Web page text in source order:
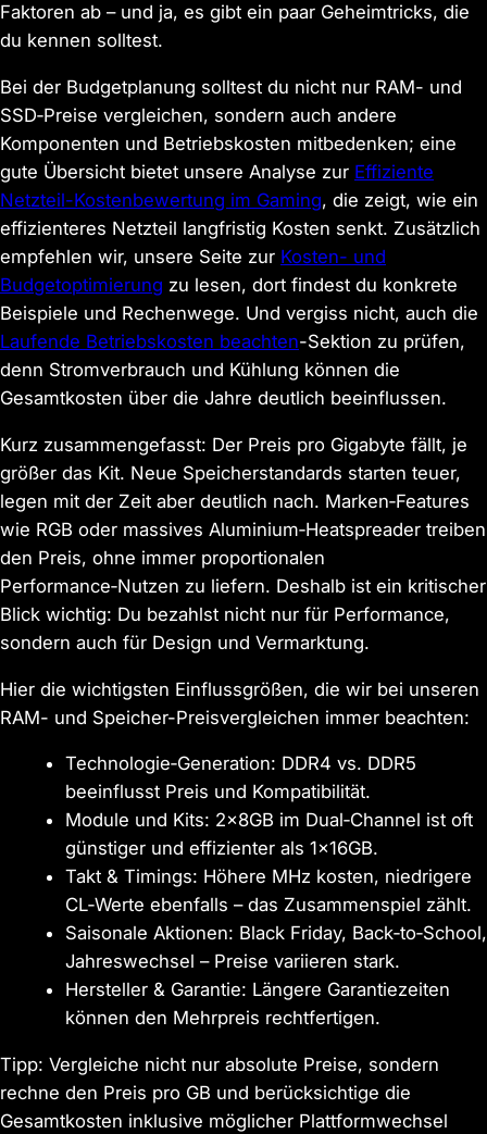
Faktoren ab – und ja, es gibt ein paar Geheimtricks, die
du kennen solltest.
Bei der Budgetplanung solltest du nicht nur RAM- und
SSD‑Preise vergleichen, sondern auch andere
Komponenten und Betriebskosten mitbedenken; eine
gute Übersicht bietet unsere Analyse zur Effiziente
Netzteil-Kostenbewertung im Gaming, die zeigt, wie ein
effizienteres Netzteil langfristig Kosten senkt. Zusätzlich
empfehlen wir, unsere Seite zur Kosten- und
Budgetoptimierung zu lesen, dort findest du konkrete
Beispiele und Rechenwege. Und vergiss nicht, auch die
Laufende Betriebskosten beachten-Sektion zu prüfen,
denn Stromverbrauch und Kühlung können die
Gesamtkosten über die Jahre deutlich beeinflussen.
Kurz zusammengefasst: Der Preis pro Gigabyte fällt, je
größer das Kit. Neue Speicherstandards starten teuer,
legen mit der Zeit aber deutlich nach. Marken‑Features
wie RGB oder massives Aluminium‑Heatspreader treiben
den Preis, ohne immer proportionalen
Performance‑Nutzen zu liefern. Deshalb ist ein kritischer
Blick wichtig: Du bezahlst nicht nur für Performance,
sondern auch für Design und Vermarktung.
Hier die wichtigsten Einflussgrößen, die wir bei unseren
RAM- und Speicher-Preisvergleichen immer beachten:
Technologie‑Generation: DDR4 vs. DDR5
beeinflusst Preis und Kompatibilität.
Module und Kits: 2x8GB im Dual‑Channel ist oft
günstiger und effizienter als 1x16GB.
Takt & Timings: Höhere MHz kosten, niedrigere
CL‑Werte ebenfalls – das Zusammenspiel zählt.
Saisonale Aktionen: Black Friday, Back‑to‑School,
Jahreswechsel – Preise variieren stark.
Hersteller & Garantie: Längere Garantiezeiten
können den Mehrpreis rechtfertigen.
Tipp: Vergleiche nicht nur absolute Preise, sondern
rechne den Preis pro GB und berücksichtige die
Gesamtkosten inklusive möglicher Plattformwechsel